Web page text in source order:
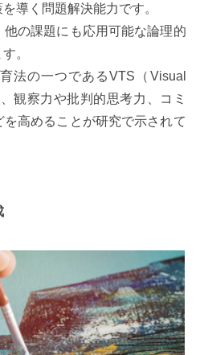
導く問題解決能力です。
の課題にも応用可能な論理的
。
法の一つであるVTS（Visual
観察力や批判的思考力、コミ
を高めることが研究で示されて